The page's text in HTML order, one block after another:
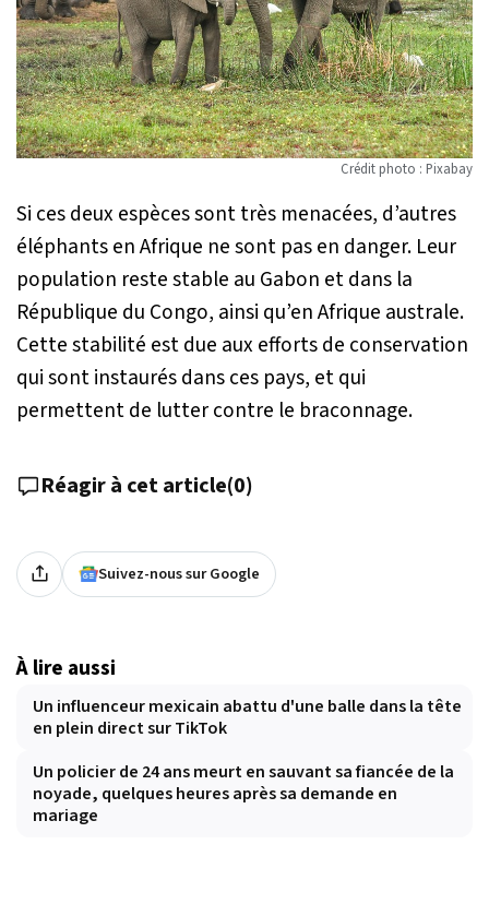
Crédit photo : Pixabay
Si ces deux espèces sont très menacées, d’autres
éléphants en Afrique ne sont pas en danger. Leur
population reste stable au Gabon et dans la
République du Congo, ainsi qu’en Afrique australe.
Cette stabilité est due aux efforts de conservation
qui sont instaurés dans ces pays, et qui
permettent de lutter contre le braconnage.
Réagir à cet article(0)
Suivez-nous sur Google
À lire aussi
Un influenceur mexicain abattu d'une balle dans la tête
en plein direct sur TikTok
Un policier de 24 ans meurt en sauvant sa fiancée de la
noyade, quelques heures après sa demande en
mariage